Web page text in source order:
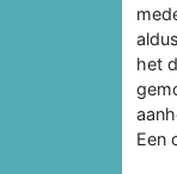
het
Een